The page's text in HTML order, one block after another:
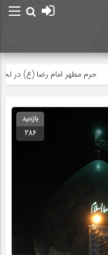
مطهر امام رضا (ع) در لحظه
بازدید
286